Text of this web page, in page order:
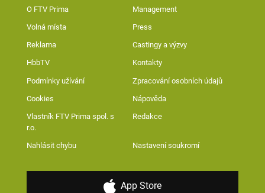
O FTV Prima Management
Volná místa Press
Reklama Castingy a výzvy
HbbTV Kontakty
Podmínky užívání Zpracování osobních údajů
Cookies Nápověda
Vlastník FTV Prima spol. s
r.o.
Redakce
Nahlásit chybu Nastavení soukromí
App Store